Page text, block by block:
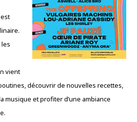
les
vient
découvrir de nouvelles recettes,
musique et profiter d’une ambiance